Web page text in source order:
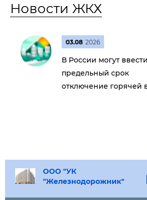
Новости ЖКХ
03.08 2026
В России могут ввести
предельный срок
отключение горячей
ООО "УК
"Железнодорожник"